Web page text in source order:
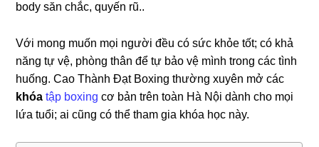
body săn chắc, quyến rũ..
Với mong muốn mọi người đều có sức khỏe tốt; có khả
năng tự vệ, phòng thân để tự bảo vệ mình trong các tình
huống. Cao Thành Đạt Boxing thường xuyên mở các
khóatập boxing cơ bản trên toàn Hà Nội dành cho mọi
lứa tuổi; ai cũng có thể tham gia khóa học này.